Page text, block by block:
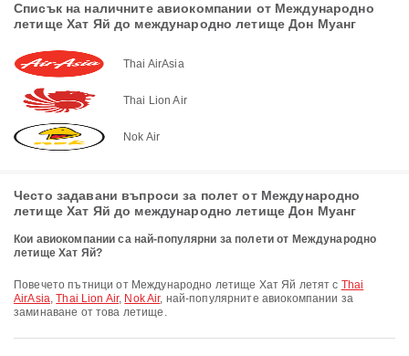
Списък на наличните авиокомпании от Международно
летище Хат Яй до международно летище Дон Муанг
Thai AirAsia
Thai Lion Air
Nok Air
Често задавани въпроси за полет от Международно
летище Хат Яй до международно летище Дон Муанг
Кои авиокомпании са най-популярни за полети от Международно
летище Хат Яй?
Повечето пътници от Международно летище Хат Яй летят с Thai
AirAsia,Thai Lion Air, Nok Air, най-популярните авиокомпании за
заминаване от това летище.